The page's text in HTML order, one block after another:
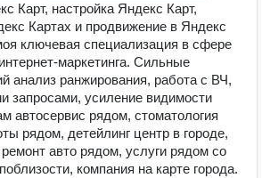
Карт, настройка Яндекс Карт,
Картах и продвижение в Яндекс
ключевая специализация в сфере
маркетинга. Сильные
анализ ранжирования, работа с ВЧ,
усиление видимости
автосервис рядом, стоматология
рядом, детейлинг центр в городе,
авто рядом, услуги рядом со
компания на карте города.